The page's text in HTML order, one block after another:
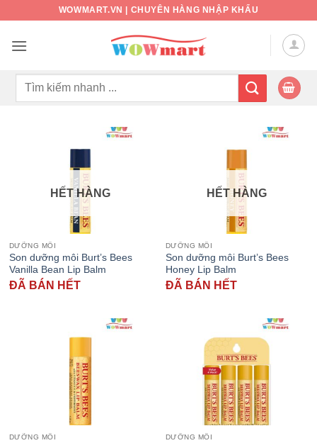
nội
WOWMART.VN | CHUYÊN HÀNG NHẬP KHẨU
Tìm
HẾT HÀNG
DƯỠNG MÔI
Son dưỡng môi Burt’s Bees
Vanilla Bean Lip Balm
ĐÃ BÁN HẾT
HẾT HÀNG
DƯỠNG MÔI
Son dưỡng môi Burt’s Bees
Honey Lip Balm
ĐÃ BÁN HẾT
DƯỠNG MÔI DƯỠNG MÔI